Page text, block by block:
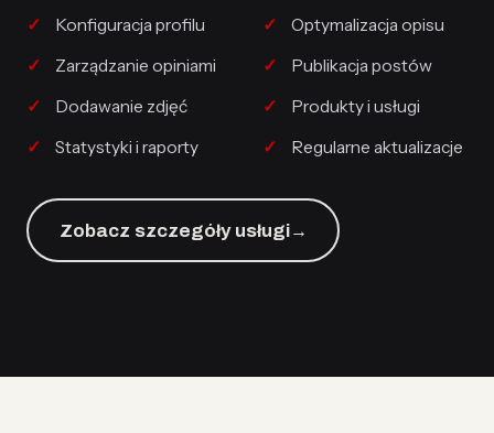
Konfiguracja profilu
Optymalizacja opisu
Zarządzanie opiniami
Publikacja postów
Dodawanie zdjęć
Produkty i usługi
Statystyki i raporty
Regularne aktualizacje
Zobacz szczegóły usługi→